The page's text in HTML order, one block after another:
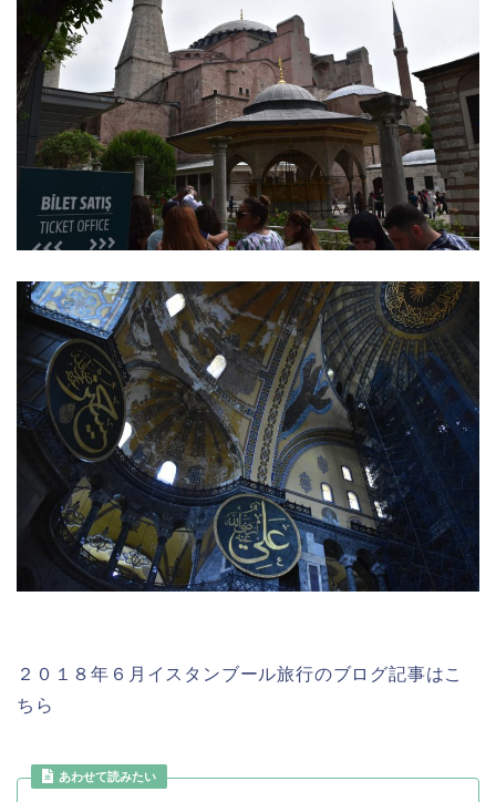
２０１８年６月イスタンブール旅行のブログ記事はこ
ちら
あわせて読みたい